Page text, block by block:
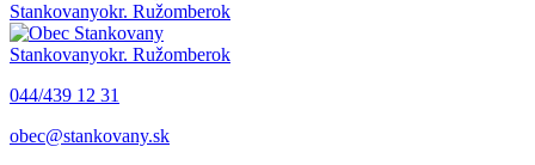
Stankovanyokr. Ružomberok
Stankovanyokr. Ružomberok
044/439 12 31
obec@stankovany.sk